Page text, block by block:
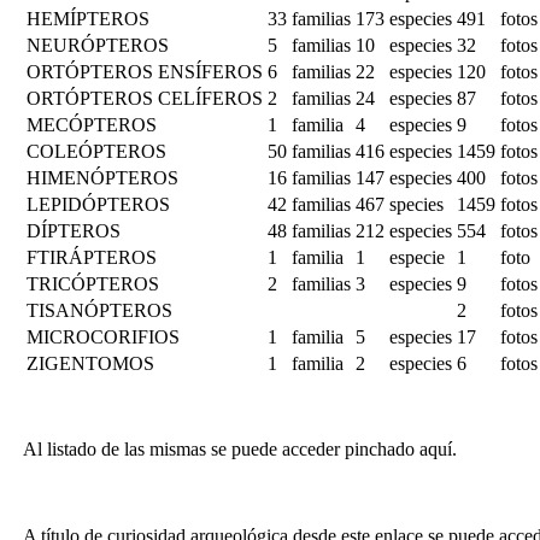
HEMÍPTEROS
33 familias 173 especies 491
fotos
NEURÓPTEROS
5 familias 10 especies 32
fotos
ORTÓPTEROS ENSÍFEROS 6 familias 22 especies 120
fotos
ORTÓPTEROS CELÍFEROS 2 familias 24 especies 87
fotos
MECÓPTEROS
1 familia 4 especies 9
fotos
COLEÓPTEROS
50 familias 416 especies 1459 fotos
HIMENÓPTEROS
16 familias 147 especies 400
fotos
LEPIDÓPTEROS
42 familias 467 species 1459 fotos
DÍPTEROS
48 familias 212 especies 554
fotos
FTIRÁPTEROS
1 familia 1 especie 1
foto
TRICÓPTEROS
2 familias 3 especies 9
fotos
TISANÓPTEROS
2
fotos
MICROCORIFIOS
1 familia 5 especies 17
fotos
ZIGENTOMOS
1 familia 2 especies 6 fotos
Al listado de las mismas se puede acceder pinchado aquí.